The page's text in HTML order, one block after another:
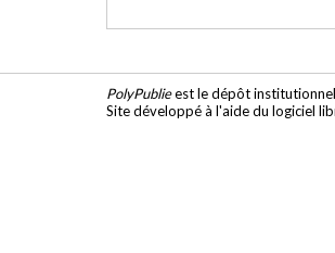
PolyPublieest le dépôt
Site développé à l'aide du logiciel